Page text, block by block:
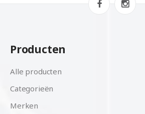
Producten
Alle producten
Categorieën
Merken